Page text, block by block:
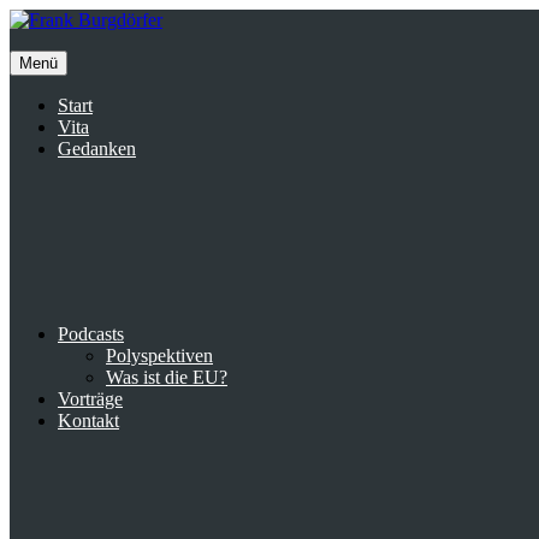
Inhalte
Menü
Start
Vita
Gedanken
Podcasts
Polyspektiven
Was ist die EU?
Vorträge
Kontakt